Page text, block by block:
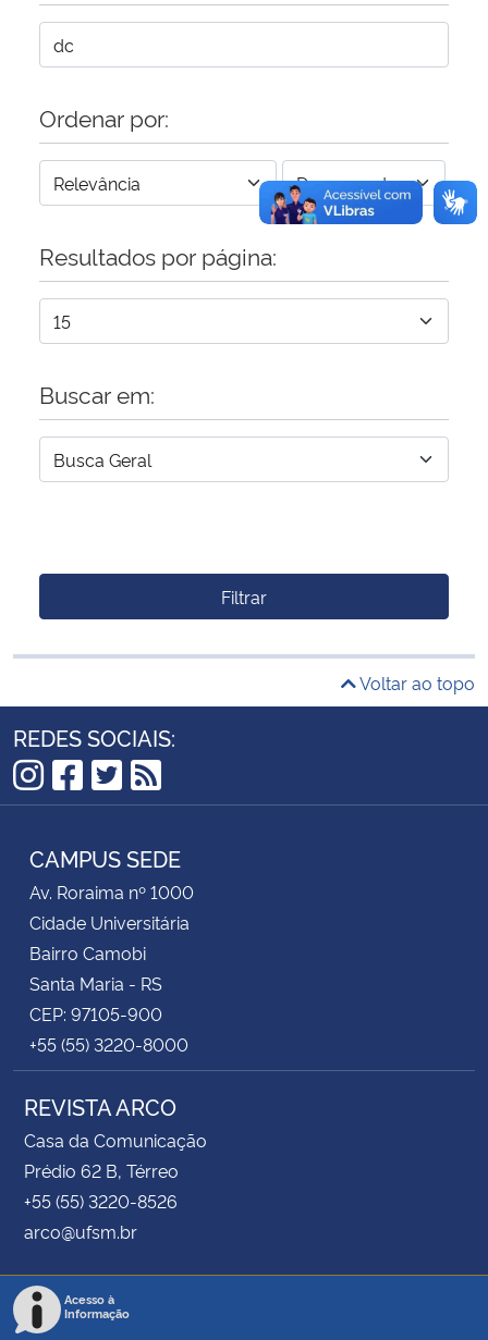
Gabinete de Segurança Institucional
Banco Central do Brasil
Ordenar por:
Resultados por página:
Buscar em:
Filtrar
Voltar ao topo
REDES SOCIAIS:
Instagram
Facebook
Twitter
RSS
CAMPUS SEDE
Av. Roraima nº 1000
Cidade Universitária
Bairro Camobi
Santa Maria - RS
CEP: 97105-900
+55 (55) 3220-8000
REVISTA ARCO
Casa da Comunicação
Prédio 62 B, Térreo
+55 (55) 3220-8526
arco@ufsm.br
Acesso à
Informação